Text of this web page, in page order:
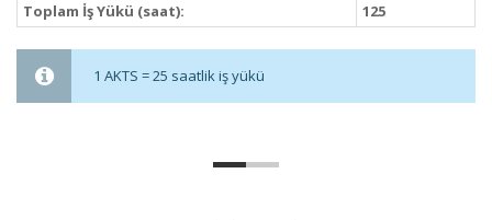
Toplam İş Yükü (saat):
125
1 AKTS = 25 saatlik iş yükü